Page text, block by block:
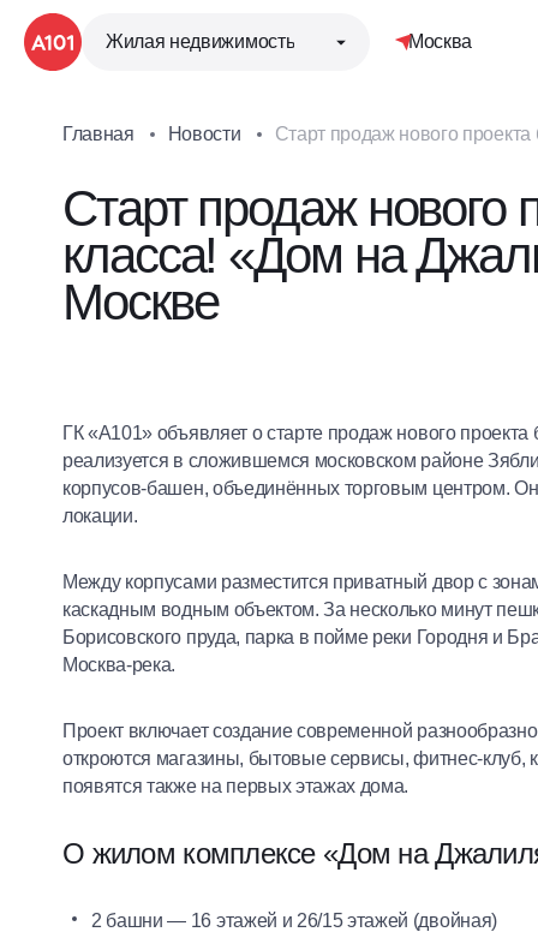
Жилая недвижимость Москва
Главная Новости Старт продаж нового проекта
Старт продаж нового
класса! «Дом на
Москве
ГК «А101» объявляет о старте продаж нового
реализуется в сложившемся московском районе
корпусов-башен, объединённых торговым центром.
локации.
Между корпусами разместится приватный двор с
каскадным водным объектом. За несколько минут
Борисовского пруда, парка в пойме реки Городня и
Москва-река.
Проект включает создание современной
откроются магазины, бытовые сервисы, фитнес-
появятся также на первых этажах дома.
О жилом комплексе «Дом на
2 башни — 16 этажей и 26/15 этажей (двойная)